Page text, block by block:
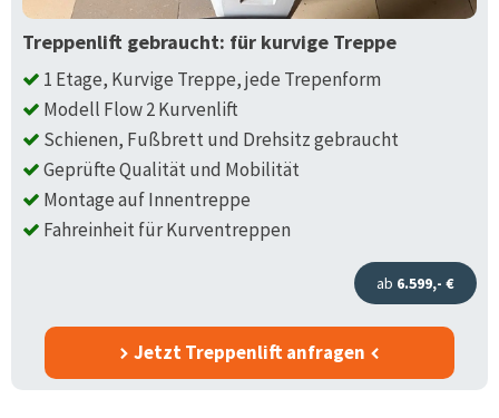
Treppenlift gebraucht: für kurvige Treppe
1 Etage, Kurvige Treppe, jede Trepenform
Modell Flow 2 Kurvenlift
Schienen, Fußbrett und Drehsitz gebraucht
Geprüfte Qualität und Mobilität
Montage auf Innentreppe
Fahreinheit für Kurventreppen
ab 6.599,- €
Jetzt Treppenlift anfragen